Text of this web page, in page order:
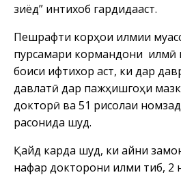
зиёд” интихоб гардидааст.
Пешрафти корҳои илмии
пурсамари кормандони илмӣ
боиси ифтихор аст, ки дар
давлатӣ дар пажӯҳишгоҳи
докторӣ ва 51 рисолаи
расонида шуд.
Қайд карда шуд, ки айни
нафар докторони илми тиб, 2